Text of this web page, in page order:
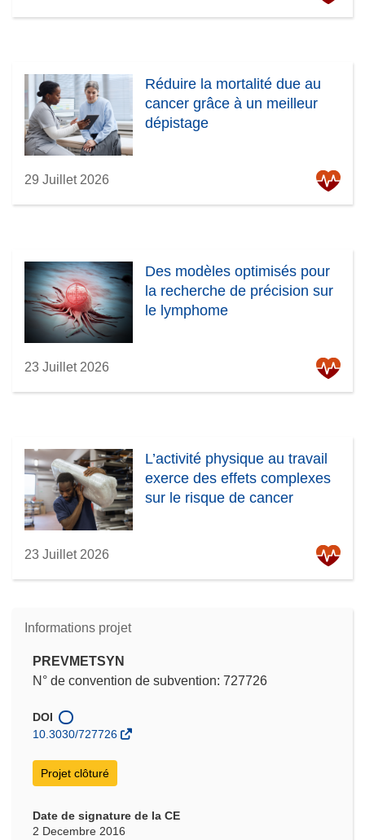
Réduire la mortalité due au
cancer grâce à un meilleur
dépistage
29 Juillet 2026
Des modèles optimisés pour
la recherche de précision sur
le lymphome
23 Juillet 2026
L’activité physique au travail
exerce des effets complexes
sur le risque de cancer
23 Juillet 2026
Informations projet
PREVMETSYN
N° de convention de subvention: 727726
DOI
10.3030/727726
Projet clôturé
Date de signature de la CE
2 Decembre 2016